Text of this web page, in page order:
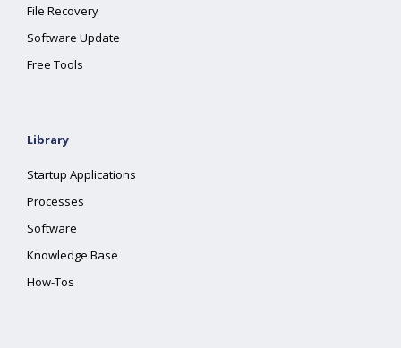
File Recovery
Software Update
Free Tools
Library
Startup Applications
Processes
Software
Knowledge Base
How-Tos